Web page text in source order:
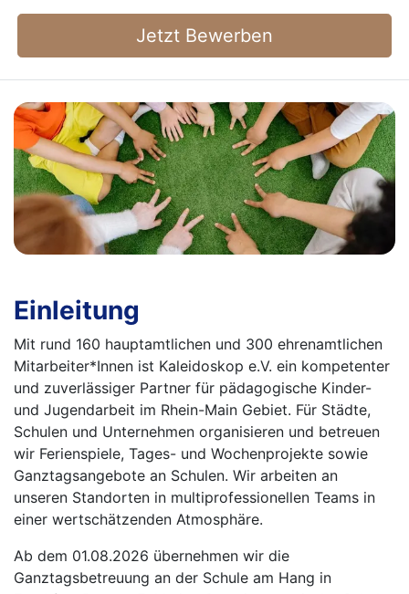
Jetzt Bewerben
Einleitung
Mit rund 160 hauptamtlichen und 300 ehrenamtlichen
Mitarbeiter*Innen ist Kaleidoskop e.V. ein kompetenter
und zuverlässiger Partner für pädagogische Kinder-
und Jugendarbeit im Rhein-Main Gebiet. Für Städte,
Schulen und Unternehmen organisieren und betreuen
wir Ferienspiele, Tages- und Wochenprojekte sowie
Ganztagsangebote an Schulen. Wir arbeiten an
unseren Standorten in multiprofessionellen Teams in
einer wertschätzenden Atmosphäre.
Ab dem 01.08.2026 übernehmen wir die
Ganztagsbetreuung an der Schule am Hang in